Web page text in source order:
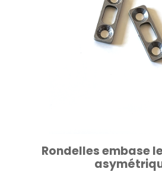
Rondelles embase